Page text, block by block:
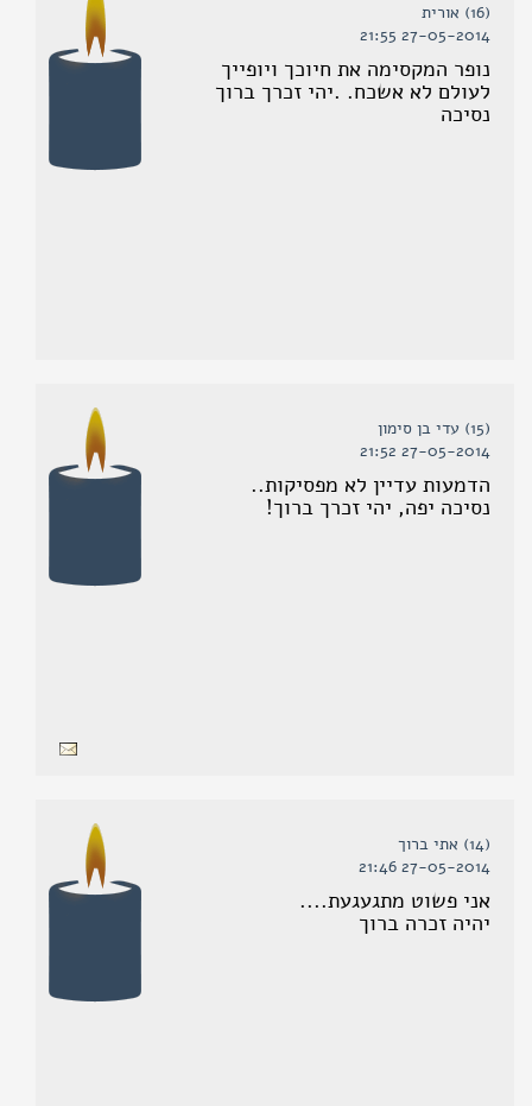
(16) אורית
27-05-2014 21:55
נופר המקסימה את חיוכך ויופייך
לעולם לא אשכח. .יהי זכרך ברוך
נסיכה
(15) עדי בן סימון
27-05-2014 21:52
הדמעות עדיין לא מפסיקות..
נסיכה יפה, יהי זכרך ברוך!
(14) אתי ברוך
27-05-2014 21:46
אני פשוט מתגעגעת....
יהיה זכרה ברוך